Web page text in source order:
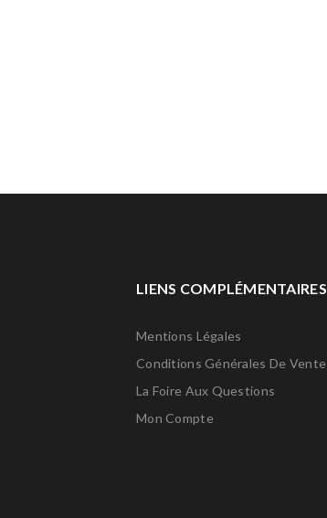
LIENS COMPLÉMENTAIRES
Mentions Légales
Conditions Générales De Vente
La Foire Aux Questions
Mon Compte